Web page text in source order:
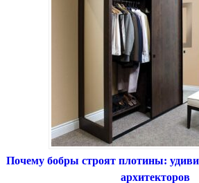
Почему бобры строят плотины:
архитекторов